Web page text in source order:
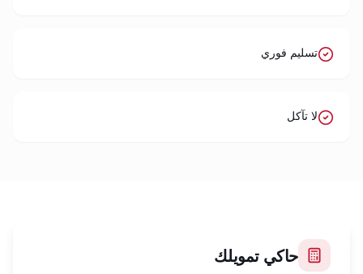
تسليم فوري
لا تآكل
حاكي تمويلك